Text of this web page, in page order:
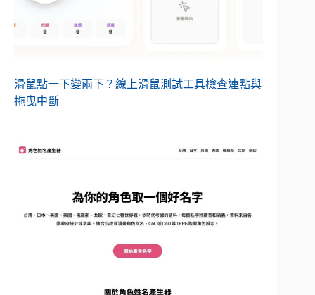
滑鼠點一下變兩下？線上滑鼠測試工具檢查連點與
拖曳中斷